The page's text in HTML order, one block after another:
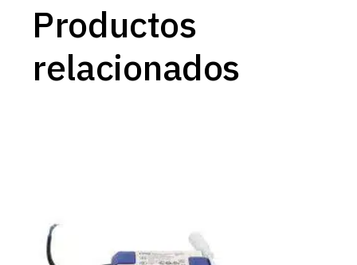
Productos
relacionados